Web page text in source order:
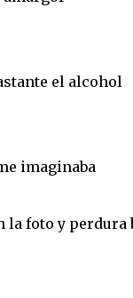
el alcohol
imaginaba
la foto y perdura